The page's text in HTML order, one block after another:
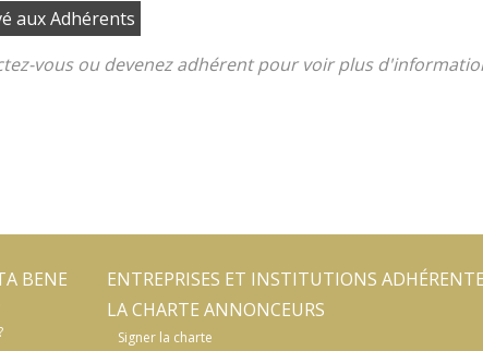
aux Adhérents
vous ou devenez adhérent pour voir plus
BENE
ENTREPRISES ET INSTITUTIONS
LA CHARTE ANNONCEURS
Signer la charte